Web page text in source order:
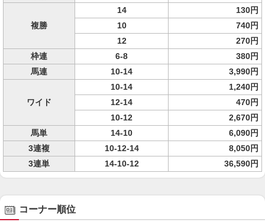
複勝
14
130円
10
740円
12
270円
枠連
6-8
380円
馬連
10-14 3,990円
ワイド
10-14
1,240円
12-14
470円
10-12
2,670円
馬単
14-10
6,090円
3連複
10-12-14
8,050円
3連単
14-10-12 36,590円
コーナー順位